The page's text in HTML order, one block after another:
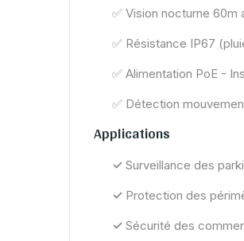
✅ Vision nocturne 60m
✅ Résistance IP67
✅ Alimentation PoE -
✅ Détection
Applications
✓Surveillance des
✓Protection des
✓Sécurité des